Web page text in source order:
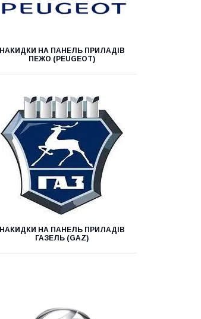
НАКИДКИ НА ПАНЕЛЬ ПРИЛАДІВ
ПЕЖО (PEUGEOT)
НАКИДКИ НА ПАНЕЛЬ ПРИЛАДІВ
ГАЗЕЛЬ (GAZ)